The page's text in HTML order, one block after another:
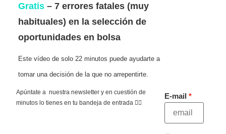
Gratis – 7 errores fatales (muy
habituales) en la selección de
oportunidades en bolsa
Este vídeo de solo 22 minutos puede ayudarte a
tomar una decisión de la que no arrepentirte.
Apúntate a nuestra newsletter y en cuestión de
minutos lo tienes en tu bandeja de entrada 👇🏻
E-mail